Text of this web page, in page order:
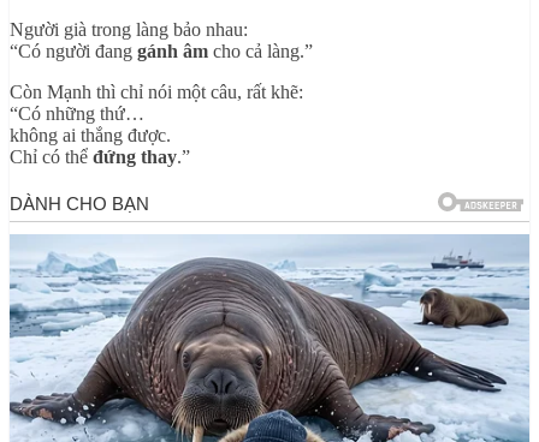
Người già trong làng bảo nhau:
“Có người đang gánh âm cho cả làng.”
Còn Mạnh thì chỉ nói một câu, rất khẽ:
“Có những thứ…
không ai thắng được.
Chỉ có thể đứng thay.”